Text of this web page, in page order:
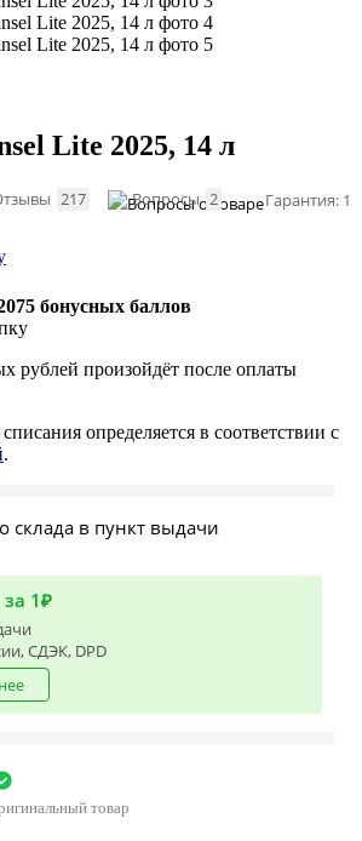
Lite 2025, 14 л
217 Вопросы 2 Гарантия:
бонусных баллов
рублей произойдёт после оплаты
определяется в соответствии с
.
склада в пункт выдачи
1₽
СДЭК, DPD
товар